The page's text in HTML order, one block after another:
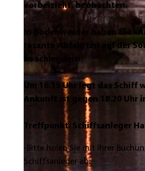
vorbeizieht, beobachten.
In Bodenwerder haben Sie
rasante Abfahrten auf der
zu schlendern.
Um 16.15 Uhr legt das Schiff
Ankunft ist gegen 18.20 Uhr
Treffpunkt: Schiffsanleger
-Bitte holen Sie mit Ihrer
Schiffsanleger ab.